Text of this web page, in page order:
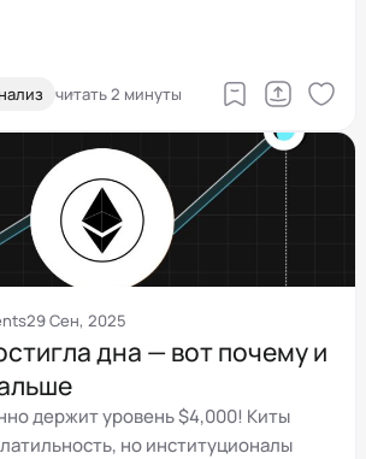
читать 2 минуты
29 Сен, 2025
дна — вот почему и
держит уровень $4,000! Киты
но институционалы